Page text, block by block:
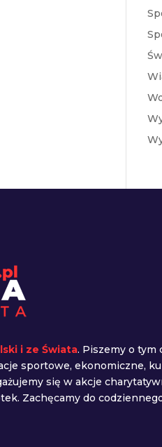
i ze Świata. Piszemy o tym
sportowe, ekonomiczne,
się w akcje
Zachęcamy do